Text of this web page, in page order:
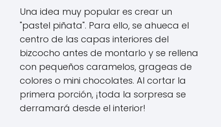
Una idea muy popular es crear un
"pastel piñata". Para ello, se ahueca el
centro de las capas interiores del
bizcocho antes de montarlo y se rellena
con pequeños caramelos, grageas de
colores o mini chocolates. Al cortar la
primera porción, ¡toda la sorpresa se
derramará desde el interior!